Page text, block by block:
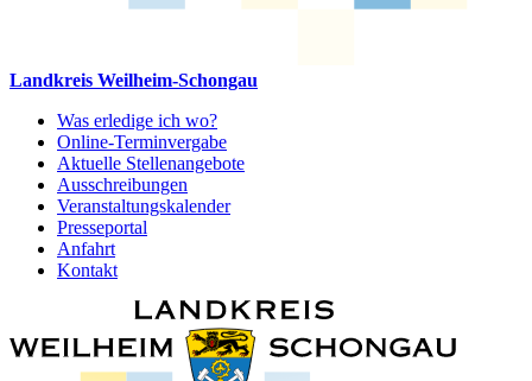
Landkreis Weilheim-Schongau
Was erledige ich wo?
Online-Terminvergabe
Aktuelle Stellenangebote
Ausschreibungen
Veranstaltungskalender
Presseportal
Anfahrt
Kontakt